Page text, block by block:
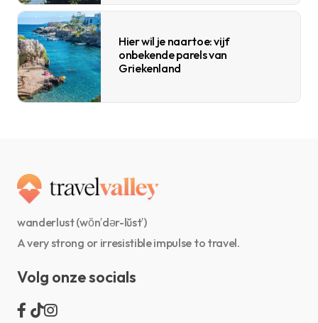
Hier wil je naartoe: vijf
onbekende parels van
Griekenland
wanderlust (wŏn′dər-lŭst′)
A very strong or irresistible impulse to travel.
Volg onze socials